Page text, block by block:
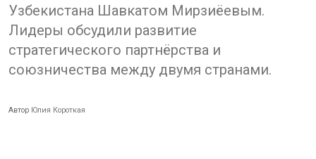
Узбекистана Шавкатом Мирзиёевым.
Лидеры обсудили развитие
стратегического партнёрства и
союзничества между двумя странами.
Автор Юлия Короткая